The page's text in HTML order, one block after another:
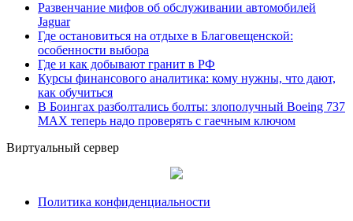
Развенчание мифов об обслуживании автомобилей
Jaguar
Где остановиться на отдыхе в Благовещенской:
особенности выбора
Где и как добывают гранит в РФ
Курсы финансового аналитика: кому нужны, что дают,
как обучиться
В Боингах разболтались болты: злополучный Boeing 737
MAX теперь надо проверять с гаечным ключом
Виртуальный сервер
Политика конфиденциальности